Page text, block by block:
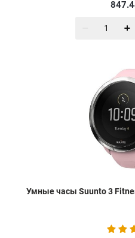
Умные часы Suunto 3